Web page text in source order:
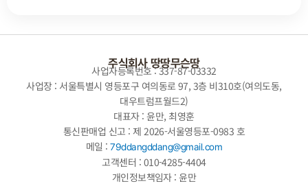
로그인
주식회사 땅땅무슨땅
사업자등록번호 : 337-87-03332
사업장 : 서울특별시 영등포구 여의동로 97, 3층 비310호(여의도동,
대우트럼프월드2)
대표자 : 윤만, 최영훈
통신판매업 신고 : 제 2026-서울영등포-0983 호
메일 :79ddangddang@gmail.com
고객센터 : 010-4285-4404
개인정보책임자 : 윤만